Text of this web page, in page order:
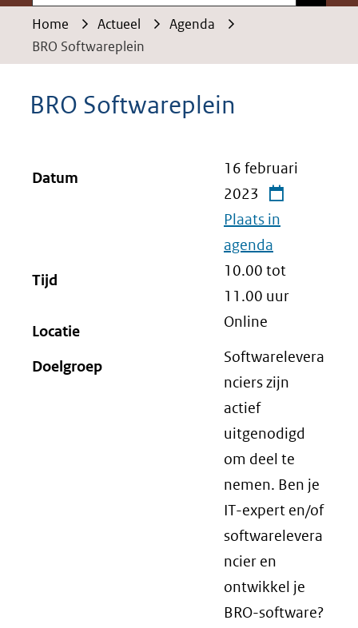
Home Actueel
Agenda
BRO Softwareplein
BRO Softwareplein
Datum
16 februari
2023
Plaats in
agenda
Tijd
10.00 tot
11.00 uur
Locatie
Online
Doelgroep
Softwarelevera
nciers zijn
actief
uitgenodigd
om deel te
nemen. Ben je
IT-expert en/of
softwarelevera
ncier en
ontwikkel je
BRO-software?